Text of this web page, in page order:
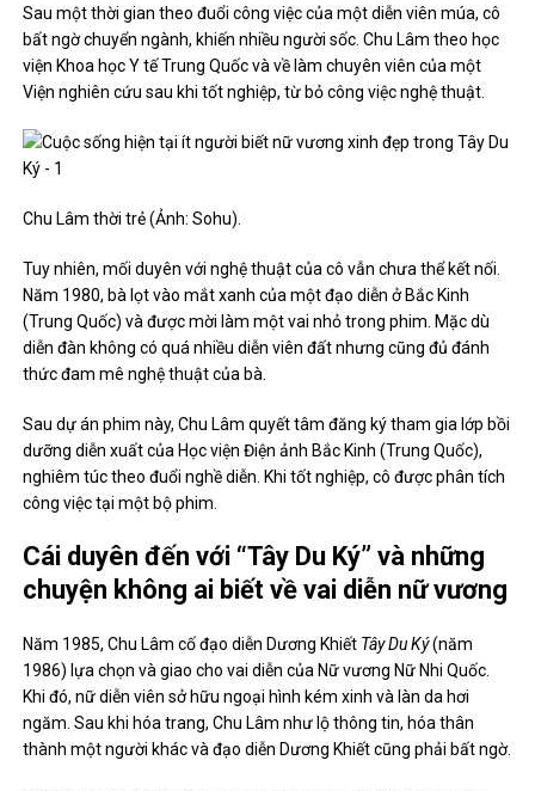
Sau một thời gian theo đuổi công việc của một diễn viên múa, cô
bất ngờ chuyển ngành, khiến nhiều người sốc. Chu Lâm theo học
viện Khoa học Y tế Trung Quốc và về làm chuyên viên của một
Viện nghiên cứu sau khi tốt nghiệp, từ bỏ công việc nghệ thuật.
Chu Lâm thời trẻ (Ảnh: Sohu).
Tuy nhiên, mối duyên với nghệ thuật của cô vẫn chưa thể kết nối.
Năm 1980, bà lọt vào mắt xanh của một đạo diễn ở Bắc Kinh
(Trung Quốc) và được mời làm một vai nhỏ trong phim. Mặc dù
diễn đàn không có quá nhiều diễn viên đất nhưng cũng đủ đánh
thức đam mê nghệ thuật của bà.
Sau dự án phim này, Chu Lâm quyết tâm đăng ký tham gia lớp bồi
dưỡng diễn xuất của Học viện Điện ảnh Bắc Kinh (Trung Quốc),
nghiêm túc theo đuổi nghề diễn. Khi tốt nghiệp, cô được phân tích
công việc tại một bộ phim.
Cái duyên đến với “Tây Du Ký” và những
chuyện không ai biết về vai diễn nữ vương
Năm 1985, Chu Lâm cố đạo diễn Dương Khiết Tây Du Ký(năm
1986) lựa chọn và giao cho vai diễn của Nữ vương Nữ Nhi Quốc.
Khi đó, nữ diễn viên sở hữu ngoại hình kém xinh và làn da hơi
ngăm. Sau khi hóa trang, Chu Lâm như lộ thông tin, hóa thân
thành một người khác và đạo diễn Dương Khiết cũng phải bất ngờ.